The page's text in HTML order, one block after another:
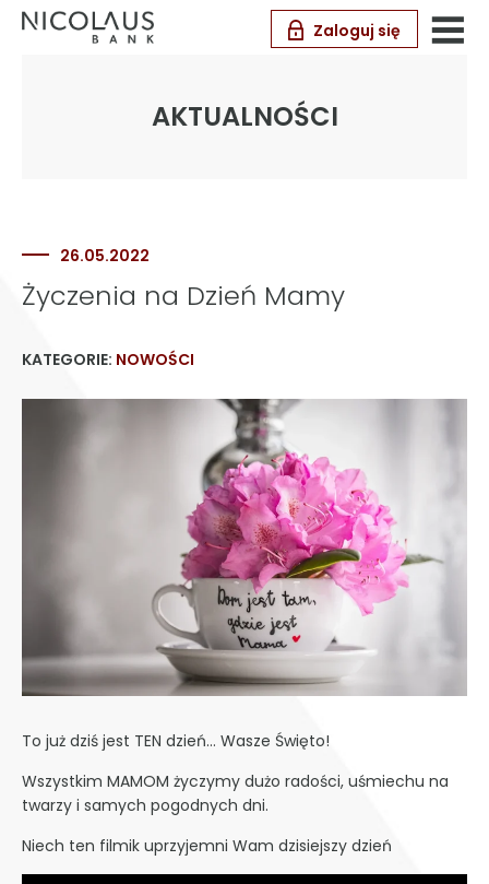
Zaloguj się
AKTUALNOŚCI
26.05.2022
Życzenia na Dzień Mamy
KATEGORIE: NOWOŚCI
To już dziś jest TEN dzień… Wasze Święto!
Wszystkim MAMOM życzymy dużo radości, uśmiechu na
twarzy i samych pogodnych dni.
Niech ten filmik uprzyjemni Wam dzisiejszy dzień